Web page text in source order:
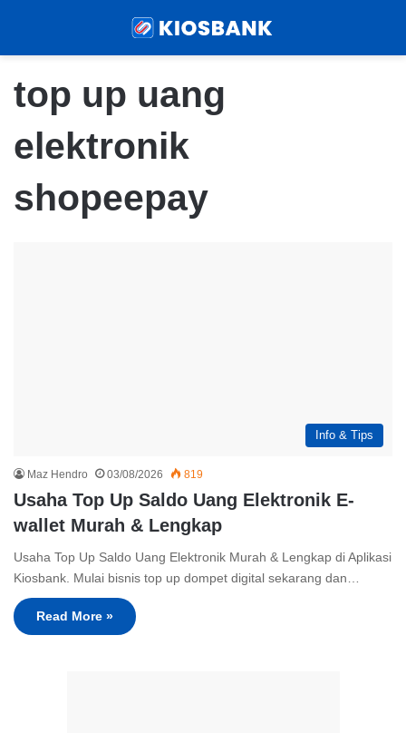
top up uang
elektronik
shopeepay
Info & Tips
Maz Hendro 03/08/2026 819
Usaha Top Up Saldo Uang Elektronik E-
wallet Murah & Lengkap
Usaha Top Up Saldo Uang Elektronik Murah & Lengkap di Aplikasi
Kiosbank. Mulai bisnis top up dompet digital sekarang dan…
Read More »